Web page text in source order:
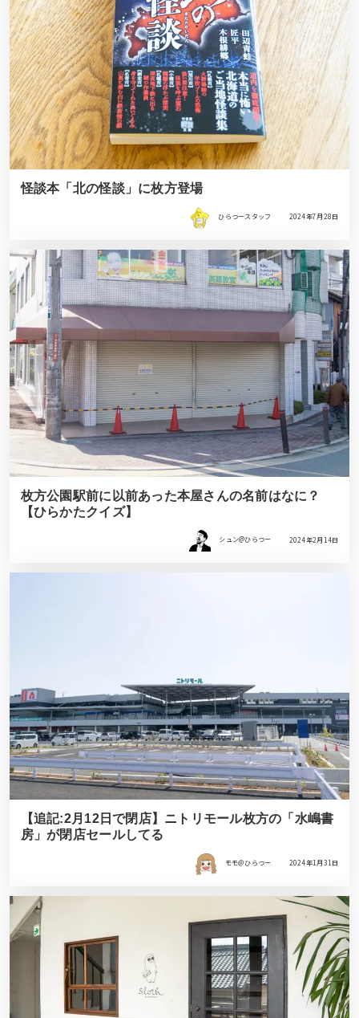
怪談本「北の怪談」に枚方登場
ひらつースタッフ 2024年7月28日
枚方公園駅前に以前あった本屋さんの名前はなに？
【ひらかたクイズ】
シュン@ひらつー 2024年2月14日
【追記:2月12日で閉店】ニトリモール枚方の「水嶋書
房」が閉店セールしてる
モモ＠ひらつー 2024年1月31日